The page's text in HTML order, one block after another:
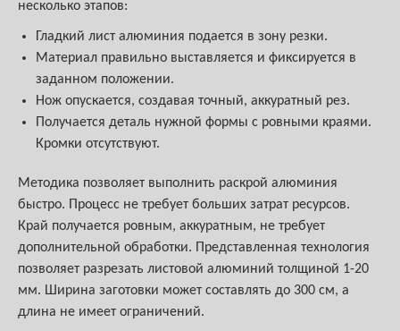
несколько этапов:
Гладкий лист алюминия подается в зону резки.
Материал правильно выставляется и фиксируется в
заданном положении.
Нож опускается, создавая точный, аккуратный рез.
Получается деталь нужной формы с ровными краями.
Кромки отсутствуют.
Методика позволяет выполнить раскрой алюминия
быстро. Процесс не требует больших затрат ресурсов.
Край получается ровным, аккуратным, не требует
дополнительной обработки. Представленная технология
позволяет разрезать листовой алюминий толщиной 1-20
мм. Ширина заготовки может составлять до 300 см, а
длина не имеет ограничений.